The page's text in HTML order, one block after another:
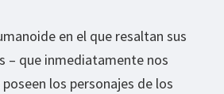
en el que resaltan sus
– que inmediatamente nos
los personajes de los